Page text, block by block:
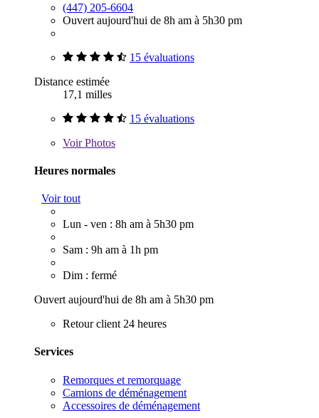
(447) 205-6604
Ouvert aujourd'hui de 8h am à 5h30 pm
15 évaluations
Distance estimée
17,1 milles
15 évaluations
VoirPhotos
Heures normales
Voir tout
Lun - ven : 8h am à 5h30 pm
Sam : 9h am à 1h pm
Dim : fermé
Ouvert aujourd'hui de 8h am à 5h30 pm
Retour client 24 heures
Services
Remorques et remorquage
Camions de déménagement
Accessoires de déménagement